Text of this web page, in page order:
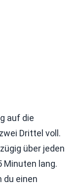
auf die
Drittel voll.
über jeden
Minuten lang.
du einen